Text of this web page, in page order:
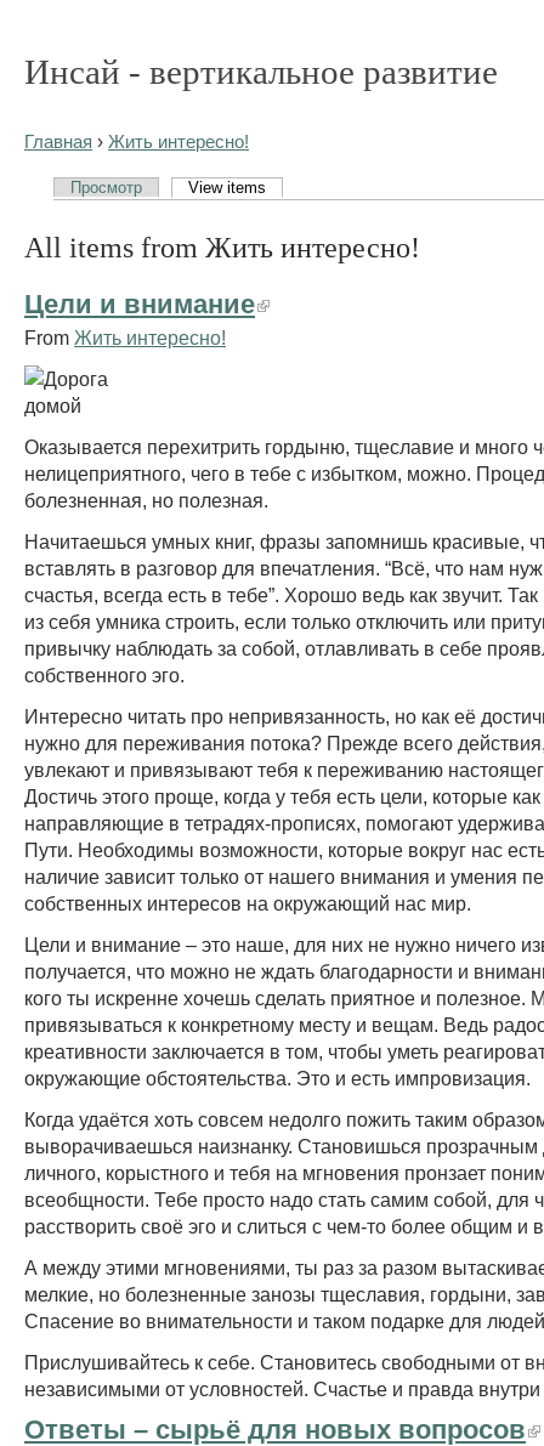
Инсай - вертикальное развитие
Главная › Жить интересно!
Просмотр View items
All items from Жить интересно!
Цели и внимание
From Жить интересно!
Оказывается перехитрить гордыню, тщеславие и много
нелицеприятного, чего в тебе с избытком, можно.
болезненная, но полезная.
Начитаешься умных книг, фразы запомнишь красивые,
вставлять в разговор для впечатления. “Всё, что нам
счастья, всегда есть в тебе”. Хорошо ведь как звучит.
из себя умника строить, если только отключить или
привычку наблюдать за собой, отлавливать в себе
собственного эго.
Интересно читать про непривязанность, но как её
нужно для переживания потока? Прежде всего
увлекают и привязывают тебя к переживанию
Достичь этого проще, когда у тебя есть цели, которые как
направляющие в тетрадях-прописях, помогают
Пути. Необходимы возможности, которые вокруг нас
наличие зависит только от нашего внимания и умения
собственных интересов на окружающий нас мир.
Цели и внимание – это наше, для них не нужно ничего
получается, что можно не ждать благодарности и
кого ты искренне хочешь сделать приятное и полезное.
привязываться к конкретному месту и вещам. Ведь
креативности заключается в том, чтобы уметь
окружающие обстоятельства. Это и есть импровизация.
Когда удаётся хоть совсем недолго пожить таким
выворачиваешься наизнанку. Становишься прозрачным
личного, корыстного и тебя на мгновения пронзает
всеобщности. Тебе просто надо стать самим собой, для
расстворить своё эго и слиться с чем-то более общим и
А между этими мгновениями, ты раз за разом
мелкие, но болезненные занозы тщеславия, гордыни,
Спасение во внимательности и таком подарке для
Прислушивайтесь к себе. Становитесь свободными от
независимыми от условностей. Счастье и правда внутри
Ответы – сырьё для новых вопросов